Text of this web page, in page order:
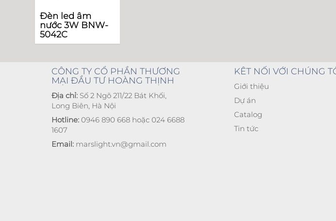
Đèn led âm
nước 3W BNW-
5042C
CÔNG TY CỔ PHẦN THƯƠNG
MẠI ĐẦU TƯ HOÀNG THỊNH
Địa chỉ: Số 2 Ngõ 211/22 Bát Khối,
Long Biên, Hà Nội
Hotline: 0946 890 668 hoặc 024 6688
1607
Email: marslight.vn@gmail.com
KÊT NỐI VỚI CHÚNG
Giới thiệu
Dự án
Catalog
Tin tức